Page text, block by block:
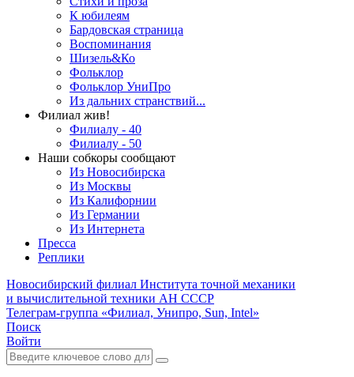
К юбилеям
Бардовская страница
Воспоминания
Шизель&Ко
Фольклор
Фольклор УниПро
Из дальних странствий...
Филиал жив!
Филиалу - 40
Филиалу - 50
Наши собкоры сообщают
Из Новосибирска
Из Москвы
Из Калифорнии
Из Германии
Из Интернета
Пресса
Реплики
Новосибирский филиал Института точной механики
и вычислительной техники АН СССР
Телеграм-группа «Филиал, Унипро, Sun, Intel»
Поиск
Войти